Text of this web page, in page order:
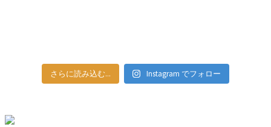
さらに読み込む... Instagram でフォロー